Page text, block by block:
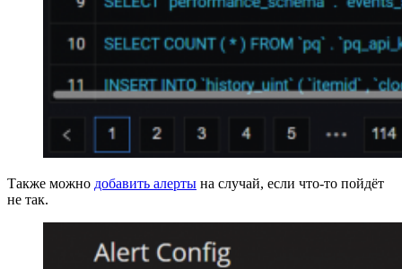
Также можно добавить алерты на случай, если что-то пойдёт
не так.